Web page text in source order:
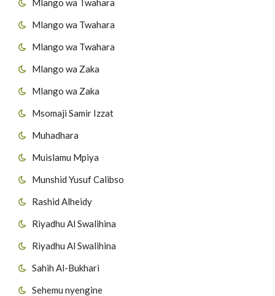
Mlango wa Twahara
Mlango wa Twahara
Mlango wa Twahara
Mlango wa Zaka
Mlango wa Zaka
Msomaji Samir Izzat
Muhadhara
Muislamu Mpiya
Munshid Yusuf Calibso
Rashid Alheidy
Riyadhu Al Swalihina
Riyadhu Al Swalihina
Sahih Al-Bukhari
Sehemu nyengine